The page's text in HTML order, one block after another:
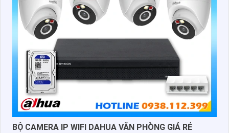
BỘ CAMERA IP WIFI DAHUA VĂN PHÒNG GIÁ RẺ